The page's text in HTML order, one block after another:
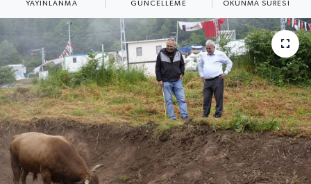
YAYINLANMA GÜNCELLEME OKUNMA SÜRESI